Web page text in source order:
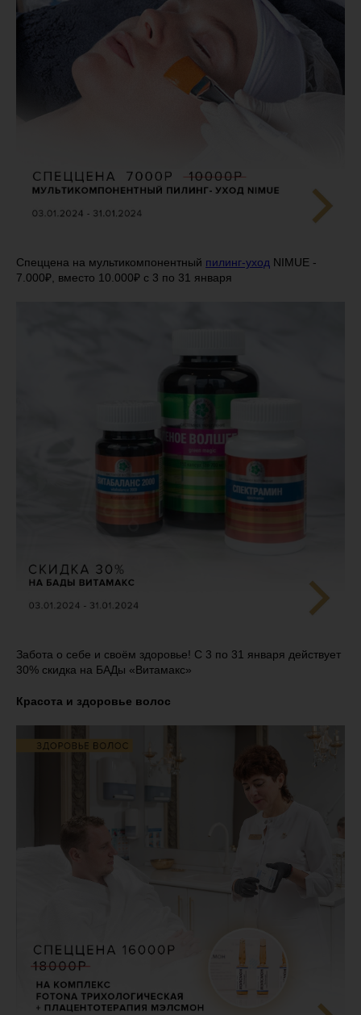
Спеццена на мультикомпонентный пилинг-уход NIMUE -
7.000₽, вместо 10.000₽ с 3 по 31 января
Забота о себе и своём здоровье! С 3 по 31 января действует
30% скидка на БАДы «Витамакс»
Красота и здоровье волос